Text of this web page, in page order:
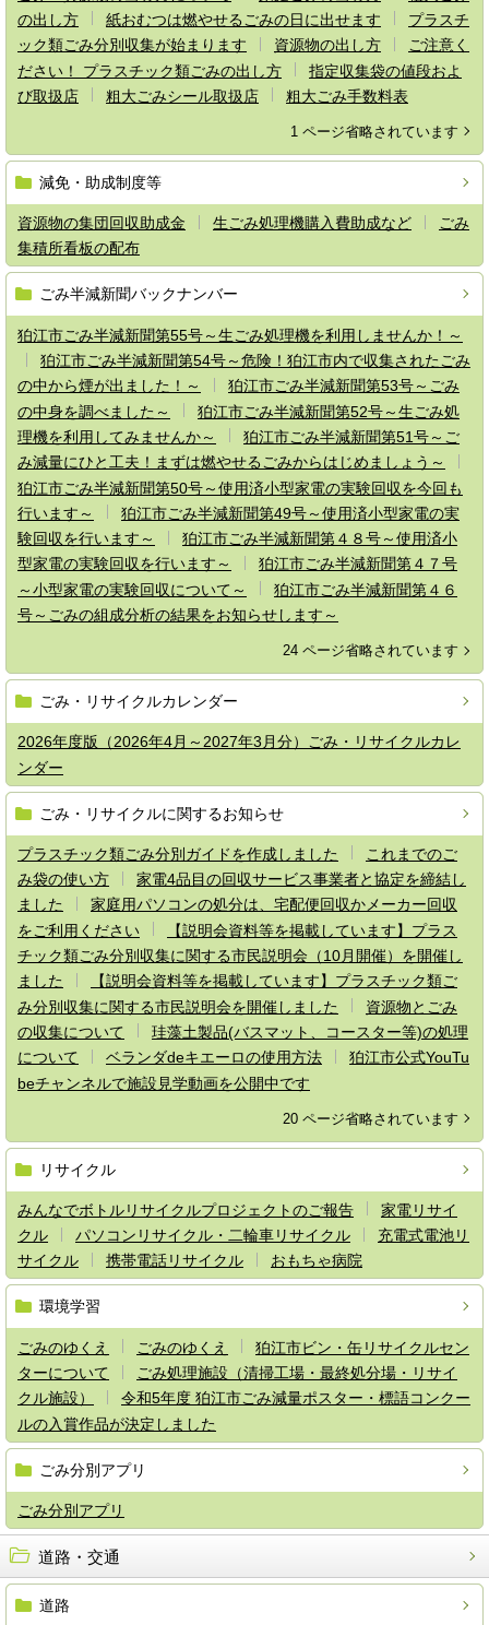
の出し方
紙おむつは燃やせるごみの日に出せます
プラスチ
ック類ごみ分別収集が始まります
資源物の出し方
ご注意く
ださい！ プラスチック類ごみの出し方
指定収集袋の値段およ
び取扱店
粗大ごみシール取扱店 粗大ごみ手数料表
1 ページ省略されています
減免・助成制度等
資源物の集団回収助成金 生ごみ処理機購入費助成など
ごみ
集積所看板の配布
ごみ半減新聞バックナンバー
狛江市ごみ半減新聞第55号～生ごみ処理機を利用しませんか！～
狛江市ごみ半減新聞第54号～危険！狛江市内で収集されたごみ
の中から煙が出ました！～
狛江市ごみ半減新聞第53号～ごみ
の中身を調べました～
狛江市ごみ半減新聞第52号～生ごみ処
理機を利用してみませんか～
狛江市ごみ半減新聞第51号～ご
み減量にひと工夫！まずは燃やせるごみからはじめましょう～
狛江市ごみ半減新聞第50号～使用済小型家電の実験回収を今回も
行います～
狛江市ごみ半減新聞第49号～使用済小型家電の実
験回収を行います～
狛江市ごみ半減新聞第４８号～使用済小
型家電の実験回収を行います～
狛江市ごみ半減新聞第４７号
～小型家電の実験回収について～
狛江市ごみ半減新聞第４６
号～ごみの組成分析の結果をお知らせします～
24 ページ省略されています
ごみ・リサイクルカレンダー
2026年度版（2026年4月～2027年3月分）ごみ・リサイクルカレ
ンダー
ごみ・リサイクルに関するお知らせ
プラスチック類ごみ分別ガイドを作成しました
これまでのご
み袋の使い方
家電4品目の回収サービス事業者と協定を締結し
ました
家庭用パソコンの処分は、宅配便回収かメーカー回収
をご利用ください
【説明会資料等を掲載しています】プラス
チック類ごみ分別収集に関する市民説明会（10月開催）を開催し
ました
【説明会資料等を掲載しています】プラスチック類ご
み分別収集に関する市民説明会を開催しました
資源物とごみ
の収集について
珪藻土製品(バスマット、コースター等)の処理
について
ベランダdeキエーロの使用方法
狛江市公式YouTu
beチャンネルで施設見学動画を公開中です
20 ページ省略されています
リサイクル
みんなでボトルリサイクルプロジェクトのご報告
家電リサイ
クル
パソコンリサイクル・二輪車リサイクル
充電式電池リ
サイクル
携帯電話リサイクル おもちゃ病院
環境学習
ごみのゆくえ ごみのゆくえ
狛江市ビン・缶リサイクルセン
ターについて
ごみ処理施設（清掃工場・最終処分場・リサイ
クル施設）
令和5年度 狛江市ごみ減量ポスター・標語コンクー
ルの入賞作品が決定しました
ごみ分別アプリ
ごみ分別アプリ
道路・交通
道路